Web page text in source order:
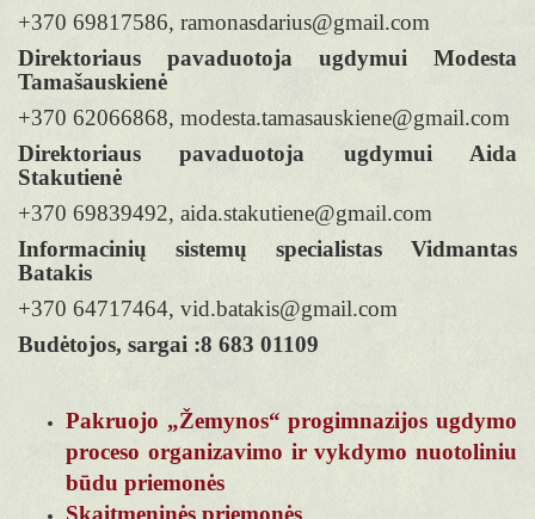
+370 69817586, ramonasdarius@gmail.com
Direktoriaus pavaduotoja ugdymui Modesta
Tamašauskienė
+370 62066868, modesta.tamasauskiene@gmail.com
Direktoriaus pavaduotoja ugdymui Aida
Stakutienė
+370 69839492, aida.stakutiene@gmail.com
Informacinių sistemų specialistas Vidmantas
Batakis
+370 64717464, vid.batakis@gmail.com
Budėtojos, sargai :8 683 01109
Pakruojo „Žemynos“ progimnazijos ugdymo
proceso organizavimo ir vykdymo nuotoliniu
būdu priemonės
Skaitmeninės priemonės